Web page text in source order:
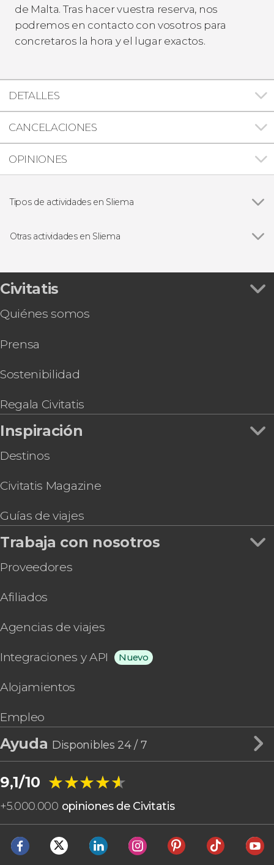
de Malta. Tras hacer vuestra reserva, nos
podremos en contacto con vosotros para
concretaros la hora y el lugar exactos.
DETALLES
CANCELACIONES
OPINIONES
Tipos de actividades en Sliema
Paseos en barco
Otras actividades en Sliema
Comino y la Laguna Azul
Tour en quad por Mellieħa
Ferry a las islas de Gozo y Comino
Malta Discount Card
Comino
Civitatis
Quiénes somos
Prensa
Sostenibilidad
Regala Civitatis
Inspiración
Destinos
Civitatis Magazine
Guías de viajes
Trabaja con nosotros
Proveedores
Afiliados
Agencias de viajes
Integraciones y API Nuevo
Alojamientos
Empleo
Ayuda Disponibles 24 / 7
9,1/10 ★★★★★
★★★★★
+5.000.000 opiniones de Civitatis